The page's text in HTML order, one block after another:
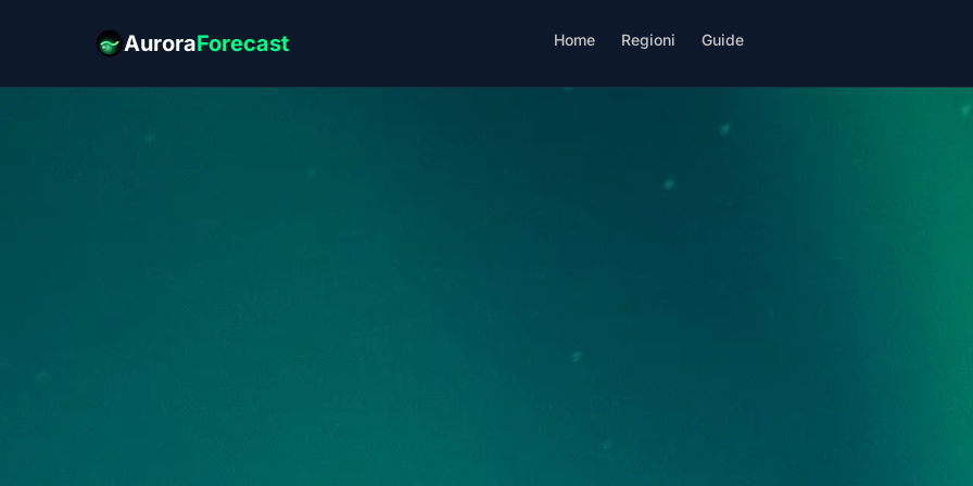
AuroraForecast Home Regioni Guide